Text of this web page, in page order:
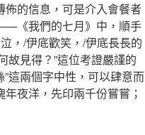
的信息，可是介入會餐者
《我們的七月》中，順手
，/伊底歡笑，/伊底長長的
故見得？”這位考證嚴謹的
這兩個字中性，可以肆意而
夜洋，先印兩千份嘗嘗；